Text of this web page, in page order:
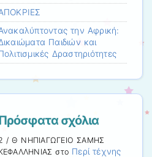
την Αφρική:
Παιδιών και
Δραστηριότητες
σχόλια
/ Θ ΝΗΠΙΑΓΩΓΕΙΟ ΣΑΜΗΣ
στο Περί τέχνης